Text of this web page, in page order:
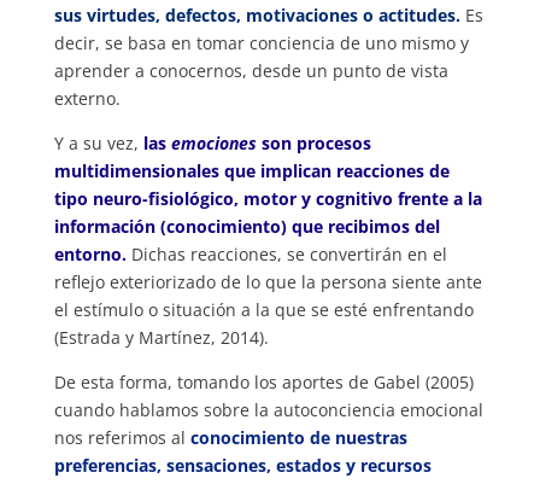
sus virtudes, defectos, motivaciones o actitudes.Es
decir, se basa en tomar conciencia de uno mismo y
aprender a conocernos, desde un punto de vista
externo.
Y a su vez, las emociones son procesos
multidimensionales que implican reacciones de
tipo neuro-fisiológico, motor y cognitivo frente a la
información (conocimiento) que recibimos del
entorno.Dichas reacciones, se convertirán en el
reflejo exteriorizado de lo que la persona siente ante
el estímulo o situación a la que se esté enfrentando
(Estrada y Martínez, 2014).
De esta forma, tomando los aportes de Gabel (2005)
cuando hablamos sobre la autoconciencia emocional
nos referimos al conocimiento de nuestras
preferencias, sensaciones, estados y recursos